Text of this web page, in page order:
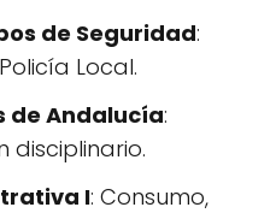
de Seguridad:
Local.
de Andalucía:
disciplinario.
I: Consumo,